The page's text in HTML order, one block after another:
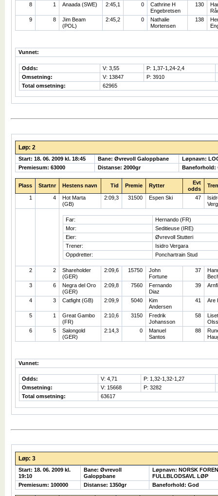
8
1 Anaada (SWE) 2:45,1 0
Cathrine H
Engebretsen
130
9
8
Jim Beam
(POL)
2:45,2 0
Nathalie
Mortensen
138
Vunnet:
Odds: V: 3,55
P: 1,37-1,24-2,4
Omsetning:
V: 13847
P: 3910
Total omsetning:
62965
Løp: 2
Start: 18. 06. 2009 kl. 18:45 Bane: Øvrevoll Galoppbane
Løpnavn:
Premiesum: 63000
Distanse: 2000gr Baneforhold:
Plass Startnr Hestens navn Tid Premie Rytter
Evt
odds
1 4
Hot Marta
(GB)
2:09,3 31500 Espen Ski 47
Far:
Hernando (FR)
Mor:
Seditieuse (IRE)
Eier:
Øvrevoll Stutteri
Trener:
Isidro Vergara
Oppdretter:
Ponchartrain Stud
2 2
Shareholder
(GER)
2:09,6 15750
John
Fortune
37
3
6
Negra del Oro
(GER)
2:09,8 7560
Fernando
Diaz
39
4 3 Catfight (GB) 2:09,9 5040
Kim
Andersen
41 Are
5 1
Great Gambo
(FR)
2:10,6 3150
Fredrik
Johansson
58
6
5
Salongold
(GER)
2:14,3 0
Manuel
Santos
88
Vunnet:
Odds: V: 4,71
P: 1,32-1,32-1,27
Omsetning:
V: 15668
P: 3282
Total omsetning:
63617
Løp: 3
Start: 18. 06. 2009 kl.
19:10
Bane: Øvrevoll
Galoppbane
Løpnavn: NORSK
FULLBLODSAVL LØP
Premiesum: 100000
Distanse: 1350gr Baneforhold: God